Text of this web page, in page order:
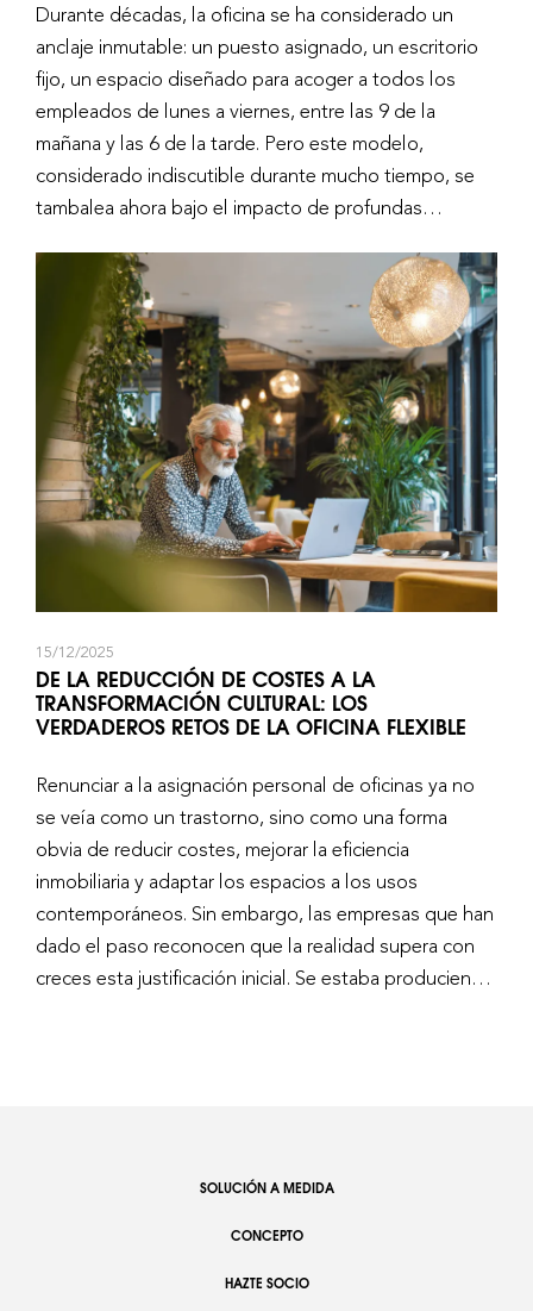
Durante décadas, la oficina se ha considerado un
anclaje inmutable: un puesto asignado, un escritorio
fijo, un espacio diseñado para acoger a todos los
empleados de lunes a viernes, entre las 9 de la
mañana y las 6 de la tarde. Pero este modelo,
considerado indiscutible durante mucho tiempo, se
tambalea ahora bajo el impacto de profundas
masivo, las renovadas expectativas de los
empleados, la búsqueda de equilibrio y sentido, y la
presión económica sobre los inmuebles están
obligando a las organizaciones a replantearse su
enfoque.
15/12/2025
DE LA REDUCCIÓN DE COSTES A LA
TRANSFORMACIÓN CULTURAL: LOS
VERDADEROS RETOS DE LA OFICINA FLEXIBLE
Renunciar a la asignación personal de oficinas ya no
se veía como un trastorno, sino como una forma
obvia de reducir costes, mejorar la eficiencia
inmobiliaria y adaptar los espacios a los usos
contemporáneos. Sin embargo, las empresas que han
dado el paso reconocen que la realidad supera con
creces esta justificación inicial. Se estaba produciendo
SOLUCIÓN A MEDIDA
CONCEPTO
HAZTE SOCIO